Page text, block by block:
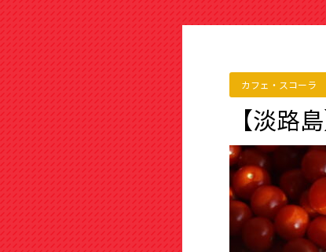
カフェ・スコーラ
【淡路